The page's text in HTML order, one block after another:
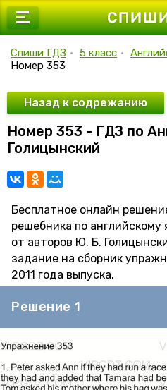
7 класс
9 класс
10 класс
11 класс
Спиши ГДЗ • 5 класс •
Номер 353
Назад к содрежанию
Номер 353 - ГДЗ по
Голицынский
Бесплатное онлайн
решебника по английскому
от авторов Ю. Б.
задание на сборник
2011 года выпуска.
Решение 1